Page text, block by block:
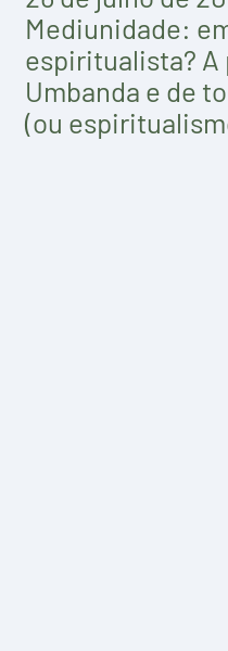
Mediunidade:
espiritualista? A
Umbanda e de
(ou